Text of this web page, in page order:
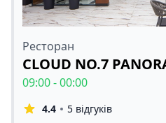
Ресторан
CLOUD NO.7
09:00 - 00:00
4.4 5 відгуків